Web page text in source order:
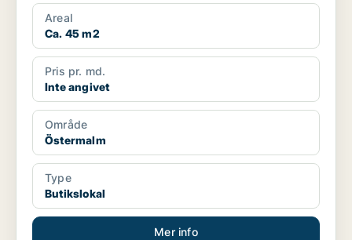
Areal
Ca. 45 m2
Pris pr. md.
Inte angivet
Område
Östermalm
Type
Butikslokal
Mer info